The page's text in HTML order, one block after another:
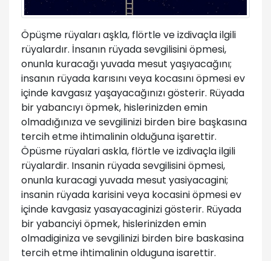
Öpüşme rüyaları aşkla, flörtle ve izdivaçla ilgili
rüyalardır. İnsanın rüyada sevgilisini öpmesi,
onunla kuracağı yuvada mesut yaşıyacağını;
insanın rüyada karısını veya kocasını öpmesi ev
içinde kavgasız yaşayacağınızı gösterir. Rüyada
bir yabancıyı öpmek, hislerinizden emin
olmadığınıza ve sevgilinizi birden bire başkasına
tercih etme ihtimalinin olduğuna işarettir.
Öpüsme rüyalari askla, flörtle ve izdivaçla ilgili
rüyalardir. Insanin rüyada sevgilisini öpmesi,
onunla kuracagi yuvada mesut yasiyacagini;
insanin rüyada karisini veya kocasini öpmesi ev
içinde kavgasiz yasayacaginizi gösterir. Rüyada
bir yabanciyi öpmek, hislerinizden emin
olmadiginiza ve sevgilinizi birden bire baskasina
tercih etme ihtimalinin olduguna isarettir.